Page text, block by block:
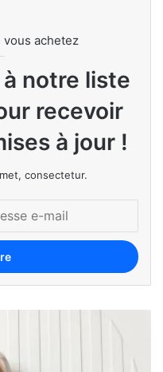
achetez
notre liste
recevoir
à jour !
consectetur.